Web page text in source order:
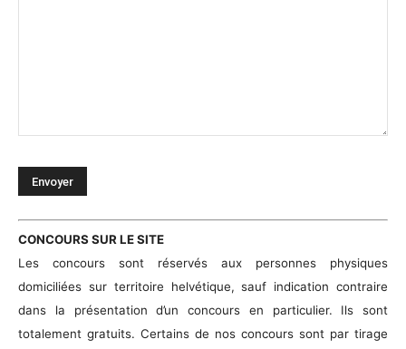
CONCOURS SUR LE SITE
Les concours sont réservés aux personnes physiques
domiciliées sur territoire helvétique, sauf indication contraire
dans la présentation d’un concours en particulier. Ils sont
totalement gratuits. Certains de nos concours sont par tirage